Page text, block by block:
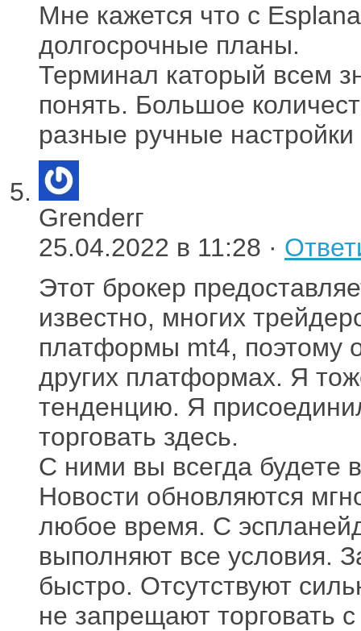
Мне кажется что с
долгосрочные планы.
Терминал каторый всем
понять. Большое
разные ручные настройки
Grenderг
25.04.2022 в 11:28 ·
Этот брокер
известно, многих
платформы mt4, поэтому
других платформах. Я
тенденцию. Я
торговать здесь.
С ними вы всегда будете
Новости обновляются
любое время. С
выполняют все условия.
быстро. Отсутствуют
не запрещают торговать